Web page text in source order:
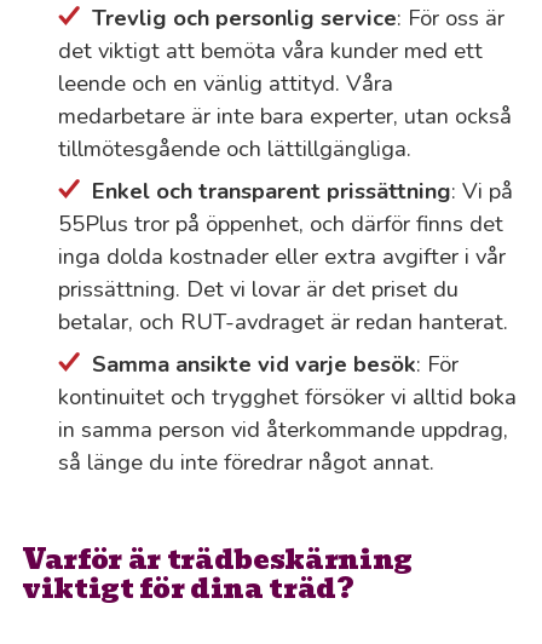
Trevlig och personlig service: För oss är
det viktigt att bemöta våra kunder med ett
leende och en vänlig attityd. Våra
medarbetare är inte bara experter, utan också
tillmötesgående och lättillgängliga.
Enkel och transparent prissättning: Vi på
55Plus tror på öppenhet, och därför finns det
inga dolda kostnader eller extra avgifter i vår
prissättning. Det vi lovar är det priset du
betalar, och RUT-avdraget är redan hanterat.
Samma ansikte vid varje besök: För
kontinuitet och trygghet försöker vi alltid boka
in samma person vid återkommande uppdrag,
så länge du inte föredrar något annat.
Varför är trädbeskärning
viktigt för dina träd?